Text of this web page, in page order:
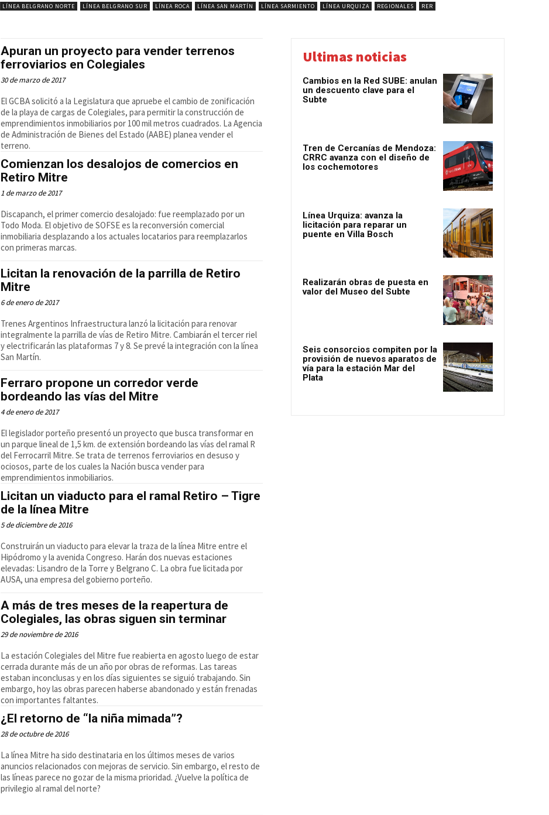
LÍNEA BELGRANO NORTE LÍNEA BELGRANO SUR LÍNEA ROCA LÍNEA SAN MARTÍN LÍNEA SARMIENTO LÍNEA URQUIZA REGIONALES RER
Apuran un proyecto para vender terrenos
ferroviarios en Colegiales
30 de marzo de 2017
El GCBA solicitó a la Legislatura que apruebe el cambio de zonificación
de la playa de cargas de Colegiales, para permitir la construcción de
emprendimientos inmobiliarios por 100 mil metros cuadrados. La Agencia
de Administración de Bienes del Estado (AABE) planea vender el
terreno.
Comienzan los desalojos de comercios en
Retiro Mitre
1 de marzo de 2017
Discapanch, el primer comercio desalojado: fue reemplazado por un
Todo Moda. El objetivo de SOFSE es la reconversión comercial
inmobiliaria desplazando a los actuales locatarios para reemplazarlos
con primeras marcas.
Licitan la renovación de la parrilla de Retiro
Mitre
6 de enero de 2017
Trenes Argentinos Infraestructura lanzó la licitación para renovar
integralmente la parrilla de vías de Retiro Mitre. Cambiarán el tercer riel
y electrificarán las plataformas 7 y 8. Se prevé la integración con la línea
San Martín.
Ferraro propone un corredor verde
bordeando las vías del Mitre
4 de enero de 2017
El legislador porteño presentó un proyecto que busca transformar en
un parque lineal de 1,5 km. de extensión bordeando las vías del ramal R
del Ferrocarril Mitre. Se trata de terrenos ferroviarios en desuso y
ociosos, parte de los cuales la Nación busca vender para
emprendimientos inmobiliarios.
Licitan un viaducto para el ramal Retiro – Tigre
de la línea Mitre
5 de diciembre de 2016
Construirán un viaducto para elevar la traza de la línea Mitre entre el
Hipódromo y la avenida Congreso. Harán dos nuevas estaciones
elevadas: Lisandro de la Torre y Belgrano C. La obra fue licitada por
AUSA, una empresa del gobierno porteño.
A más de tres meses de la reapertura de
Colegiales, las obras siguen sin terminar
29 de noviembre de 2016
La estación Colegiales del Mitre fue reabierta en agosto luego de estar
cerrada durante más de un año por obras de reformas. Las tareas
estaban inconclusas y en los días siguientes se siguió trabajando. Sin
embargo, hoy las obras parecen haberse abandonado y están frenadas
con importantes faltantes.
¿El retorno de “la niña mimada”?
28 de octubre de 2016
La línea Mitre ha sido destinataria en los últimos meses de varios
anuncios relacionados con mejoras de servicio. Sin embargo, el resto de
las líneas parece no gozar de la misma prioridad. ¿Vuelve la política de
privilegio al ramal del norte?
Ultimas noticias
Cambios en la Red SUBE: anulan
un descuento clave para el
Subte
Tren de Cercanías de Mendoza:
CRRC avanza con el diseño de
los cochemotores
Línea Urquiza: avanza la
licitación para reparar un
puente en Villa Bosch
Realizarán obras de puesta en
valor del Museo del Subte
Seis consorcios compiten por la
provisión de nuevos aparatos de
vía para la estación Mar del
Plata